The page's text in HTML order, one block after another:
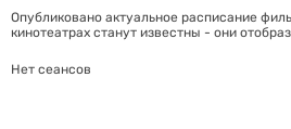
Опубликовано актуальное расписание
кинотеатрах станут известны - они
Нет сеансов